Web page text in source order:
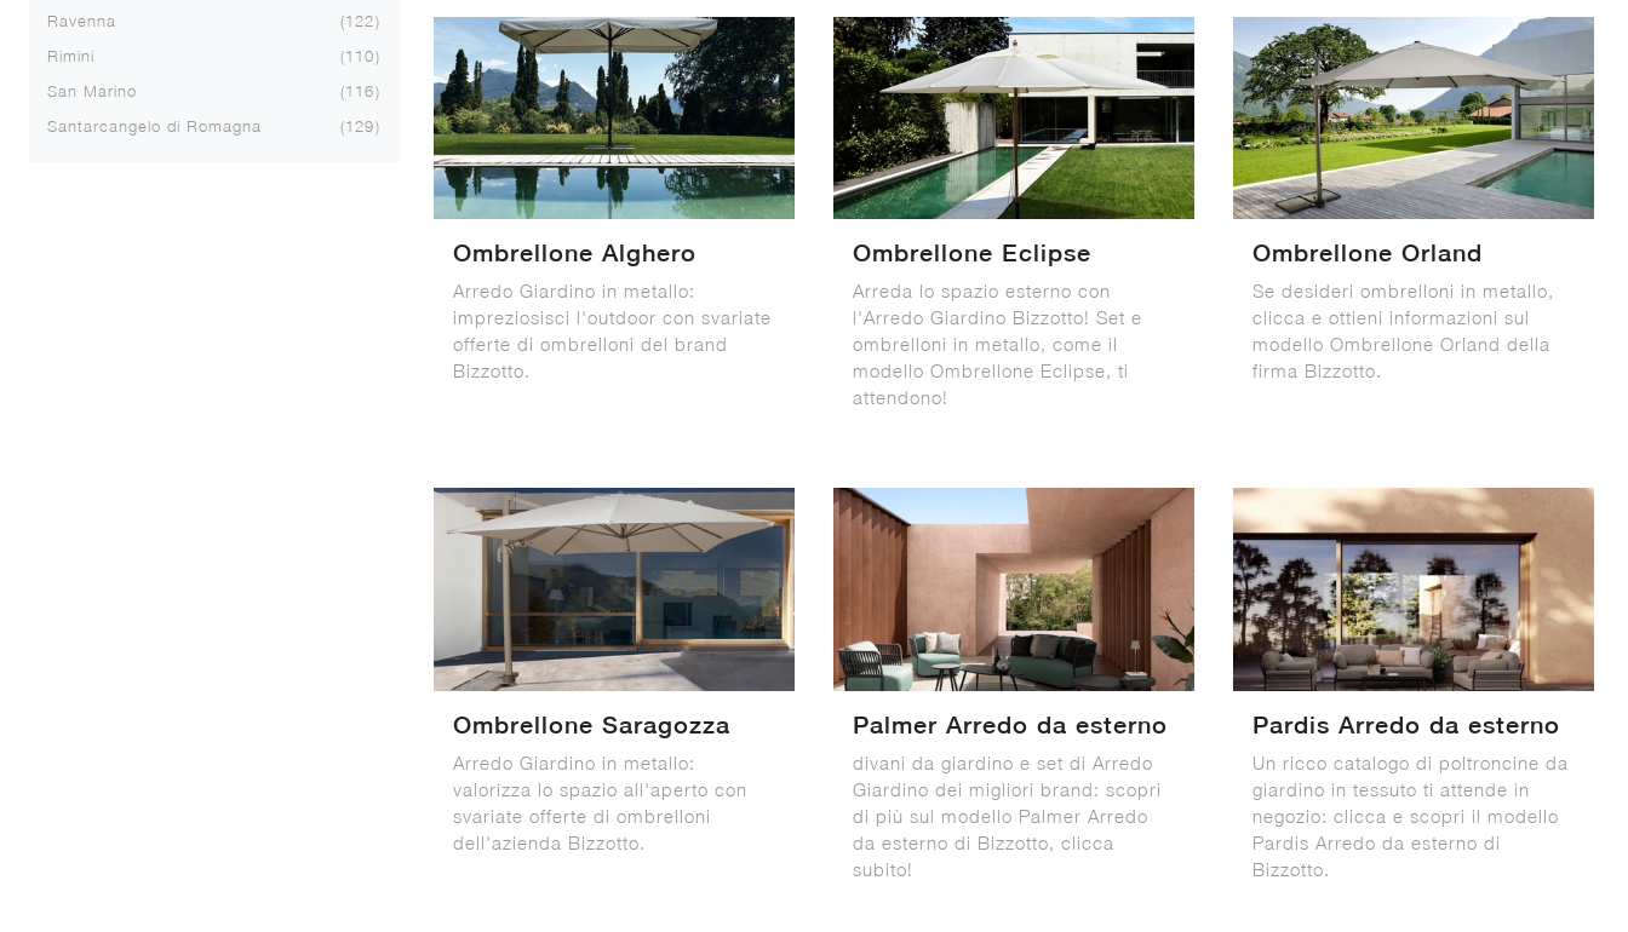
Ravenna
122
Rimini
110
San Marino
116
Santarcangelo di Romagna
129
Ombrellone Alghero
Arredo Giardino in metallo:
impreziosisci l'outdoor con svariate
offerte di ombrelloni del brand
Bizzotto.
Ombrellone Eclipse
Arreda lo spazio esterno con
l'Arredo Giardino Bizzotto! Set e
ombrelloni in metallo, come il
modello Ombrellone Eclipse, ti
attendono!
Ombrellone Orland
Se desideri ombrelloni in metallo,
clicca e ottieni informazioni sul
modello Ombrellone Orland della
firma Bizzotto.
Ombrellone Saragozza
Arredo Giardino in metallo:
valorizza lo spazio all'aperto con
svariate offerte di ombrelloni
dell'azienda Bizzotto.
Palmer Arredo da esterno
divani da giardino e set di Arredo
Giardino dei migliori brand: scopri
di più sul modello Palmer Arredo
da esterno di Bizzotto, clicca
subito!
Pardis Arredo da esterno
Un ricco catalogo di poltroncine da
giardino in tessuto ti attende in
negozio: clicca e scopri il modello
Pardis Arredo da esterno di
Bizzotto.